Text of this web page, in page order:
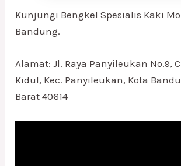
Kunjungi Bengkel Spesialis Kaki
Bandung.
Alamat: Jl. Raya Panyileukan No.9,
Kidul, Kec. Panyileukan, Kota
Barat 40614